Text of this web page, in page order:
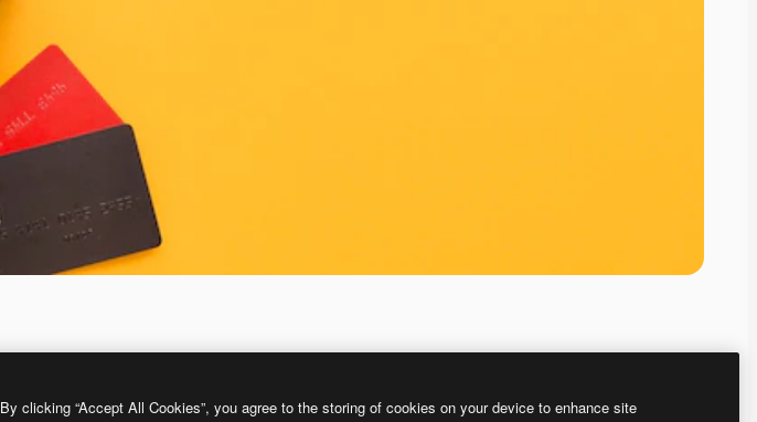
By clicking “Accept All Cookies”, you agree to the storing of cookies on your device to enhance site